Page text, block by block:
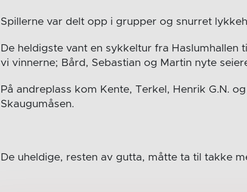
Spillerne var delt opp i grupper og snurret
De heldigste vant en sykkeltur fra Haslumhallen
vi vinnerne; Bård, Sebastian og Martin nyte
På andreplass kom Kente, Terkel, Henrik G.N.
Skaugumåsen.
De uheldige, resten av gutta, måtte ta til takke